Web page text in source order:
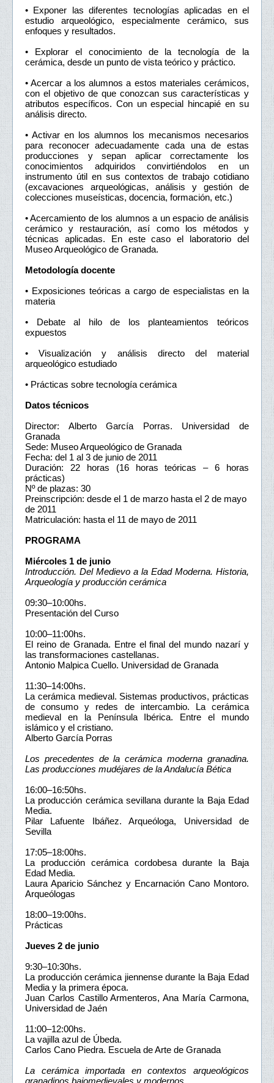
• Exponer las diferentes tecnologías aplicadas en el
estudio arqueológico, especialmente cerámico, sus
enfoques y resultados.
• Explorar el conocimiento de la tecnología de la
cerámica, desde un punto de vista teórico y práctico.
• Acercar a los alumnos a estos materiales cerámicos,
con el objetivo de que conozcan sus características y
atributos específicos. Con un especial hincapié en su
análisis directo.
• Activar en los alumnos los mecanismos necesarios
para reconocer adecuadamente cada una de estas
producciones y sepan aplicar correctamente los
conocimientos adquiridos convirtiéndolos en un
instrumento útil en sus contextos de trabajo cotidiano
(excavaciones arqueológicas, análisis y gestión de
colecciones museísticas, docencia, formación, etc.)
• Acercamiento de los alumnos a un espacio de análisis
cerámico y restauración, así como los métodos y
técnicas aplicadas. En este caso el laboratorio del
Museo Arqueológico de Granada.
Metodología docente
• Exposiciones teóricas a cargo de especialistas en la
materia
• Debate al hilo de los planteamientos teóricos
expuestos
• Visualización y análisis directo del material
arqueológico estudiado
• Prácticas sobre tecnología cerámica
Datos técnicos
Director: Alberto García Porras. Universidad de
Granada
Sede: Museo Arqueológico de Granada
Fecha: del 1 al 3 de junio de 2011
Duración: 22 horas (16 horas teóricas – 6 horas
prácticas)
Nº de plazas: 30
Preinscripción: desde el 1 de marzo hasta el 2 de mayo
de 2011
Matriculación: hasta el 11 de mayo de 2011
PROGRAMA
Miércoles 1 de junio
Introducción. Del Medievo a la Edad Moderna. Historia,
Arqueología y producción cerámica
09:30–10:00hs.
Presentación del Curso
10:00–11:00hs.
El reino de Granada. Entre el final del mundo nazarí y
las transformaciones castellanas.
Antonio Malpica Cuello. Universidad de Granada
11:30–14:00hs.
La cerámica medieval. Sistemas productivos, prácticas
de consumo y redes de intercambio. La cerámica
medieval en la Península Ibérica. Entre el mundo
islámico y el cristiano.
Alberto García Porras
Los precedentes de la cerámica moderna granadina.
Las producciones mudéjares de la Andalucía Bética
16:00–16:50hs.
La producción cerámica sevillana durante la Baja Edad
Media.
Pilar Lafuente Ibáñez. Arqueóloga, Universidad de
Sevilla
17:05–18:00hs.
La producción cerámica cordobesa durante la Baja
Edad Media.
Laura Aparicio Sánchez y Encarnación Cano Montoro.
Arqueólogas
18:00–19:00hs.
Prácticas
Jueves 2 de junio
9:30–10:30hs.
La producción cerámica jiennense durante la Baja Edad
Media y la primera época.
Juan Carlos Castillo Armenteros, Ana María Carmona,
Universidad de Jaén
11:00–12:00hs.
La vajilla azul de Úbeda.
Carlos Cano Piedra. Escuela de Arte de Granada
La cerámica importada en contextos arqueológicos
granadinos bajomedievales y modernos